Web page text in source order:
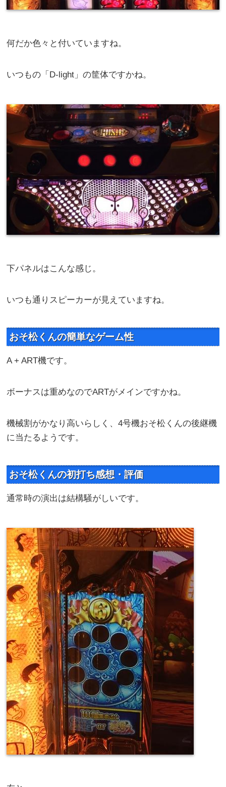
何だか色々と付いていますね。
いつもの「D-light」の筐体ですかね。
下パネルはこんな感じ。
いつも通りスピーカーが見えていますね。
おそ松くんの簡単なゲーム性
A + ART機です。
ボーナスは重めなのでARTがメインですかね。
機械割がかなり高いらしく、4号機おそ松くんの後継機
に当たるようです。
おそ松くんの初打ち感想・評価
通常時の演出は結構騒がしいです。